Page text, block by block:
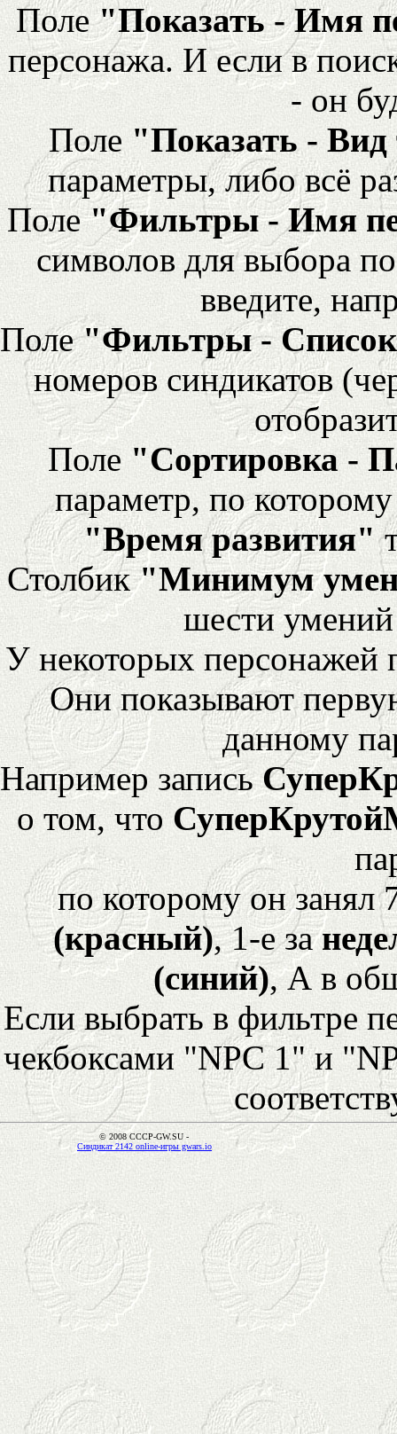
Поле"Показать - Имя
персонажа. И если в
- он
Поле "Показать -
параметры, либо всё
Поле"Фильтры - Имя
символов для выбора
введите,
Поле"Фильтры - Список
номеров синдикатов
Поле "Сортировка -
параметр, по
"Время развития"
Столбик"Минимум
шести
У некоторых персонажей
Они показывают
данному
Например запись
о том, что
по которому он
(красный), 1-е за
(синий), А в
Если выбрать в фильтре
чекбоксами "NPC 1" и
© 2008 CCCP-GW.SU -
Синдикат 2142 online-игры gwars.io